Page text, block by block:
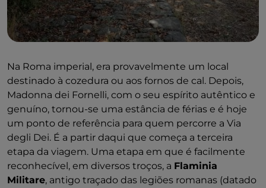
Na Roma imperial, era provavelmente um local
destinado à cozedura ou aos fornos de cal. Depois,
Madonna dei Fornelli, com o seu espírito autêntico e
genuíno, tornou-se uma estância de férias e é hoje
um ponto de referência para quem percorre a Via
degli Dei. É a partir daqui que começa a terceira
etapa da viagem. Uma etapa em que é facilmente
reconhecível, em diversos troços, a Flaminia
Militare, antigo traçado das legiões romanas (datado